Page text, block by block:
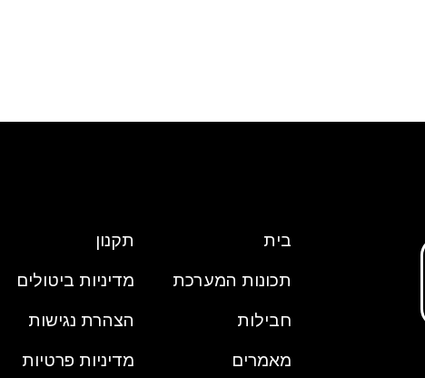
בית
תכונות המערכת
חבילות
מאמרים
תקנון
מדיניות ביטולים
הצהרת נגישות
מדיניות פרטיות